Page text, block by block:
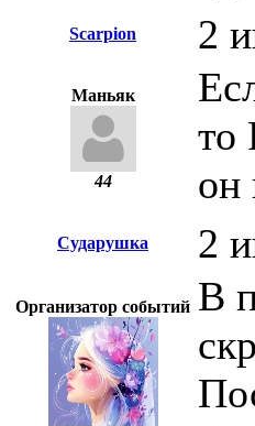
Scarpion 2
Маньяк
44
то
он
Сударушка 2
Организатор событий В